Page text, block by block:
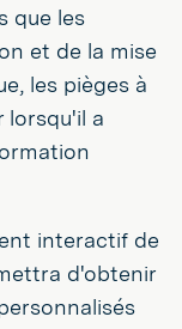
que les
et de la mise
les pièges à
lorsqu'il a
interactif de
d'obtenir